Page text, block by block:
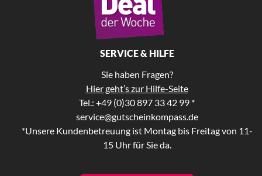
SERVICE & HILFE
Sie haben Fragen?
Hier geht’s zur Hilfe-Seite
Tel.: +49 (0)30 897 33 42 99 *
service@gutscheinkompass.de
*Unsere Kundenbetreuung ist Montag bis Freitag von 11-
15 Uhr für Sie da.